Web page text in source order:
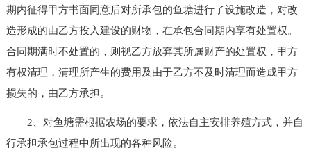
期内征得甲方书面同意后对所承包的鱼塘进行了设施改造，对改
造形成的由乙方投入建设的财物，在承包合同期内享有处置权。
合同期满时不处置的，则视乙方放弃其所属财产的处置权，甲方
有权清理，清理所产生的费用及由于乙方不及时清理而造成甲方
损失的，由乙方承担。
2、对鱼塘需根据农场的要求，依法自主安排养殖方式，并自
行承担承包过程中所出现的各种风险。